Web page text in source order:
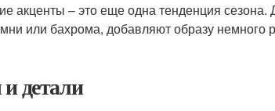
акценты – это еще одна тенденция
или бахрома, добавляют образу немного
детали